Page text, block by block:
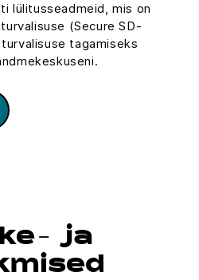
lülitusseadmeid, mis on
(Secure SD-
tagamiseks
ja